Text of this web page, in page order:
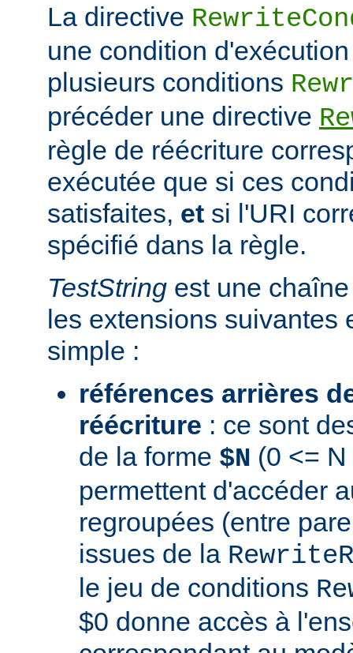
La directive
une condition
plusieurs conditions
précéder une directive
règle de réécriture
exécutée que si ces
satisfaites, et si l'URI
spécifié dans la règle.
TestString est une
les extensions suivantes
simple :
références arrières
réécriture : ce sont
de la forme $N (0 <=
permettent d'accéder
regroupées (entre
issues de la
le jeu de conditions
$0 donne accès à